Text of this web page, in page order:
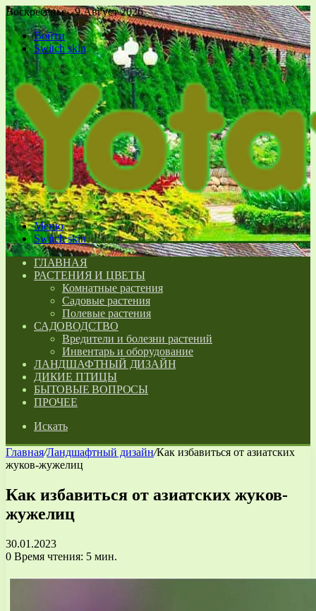
Воскресенье , 9 Август 2026
Войти
Switch skin
Меню
Switch skin
ГЛАВНАЯ
РАСТЕНИЯ И ЦВЕТЫ
Комнатные растения
Садовые растения
Полевые растения
САДОВОДСТВО
Вредители и болезни растений
Инвентарь и оборудование
ЛАНДШАФТНЫЙ ДИЗАЙН
ДИКИЕ ПТИЦЫ
БЫТОВЫЕ ВОПРОСЫ
ПРОЧЕЕ
Искать
Главная/Ландшафтный дизайн/Как избавиться от азиатских
жуков-жужелиц
Как избавиться от азиатских жуков-
жужелиц
30.01.2023
0 Время чтения: 5 мин.